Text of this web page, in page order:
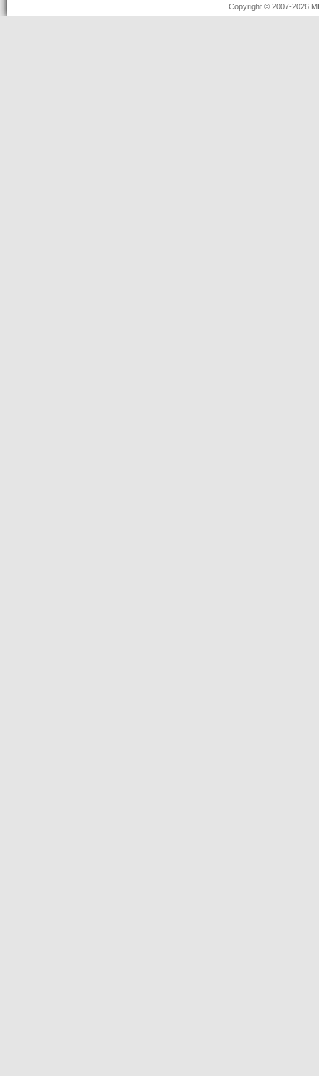
Copyright © 2007-2026